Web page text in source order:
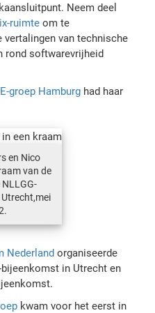
Neem deel
ruimte om te
van technische
rond softwarevrijheid
groep Hamburg had haar
en Nico
van de
NLLGG-
Nederlandorganiseerde
bijeenkomst in Utrecht en
kwam voor het eerst in